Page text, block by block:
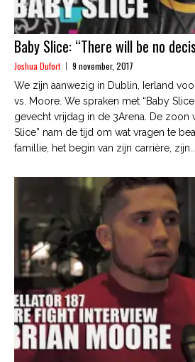
Baby Slice: “There will be no
Joshua Dufort 9 november, 2017
We zijn aanwezig in Dublin, Ierland
vs. Moore. We spraken met “Baby
gevecht vrijdag in de 3Arena. De zoon
Slice” nam de tijd om wat vragen te
famillie, het begin van zijn carrière, zijn...